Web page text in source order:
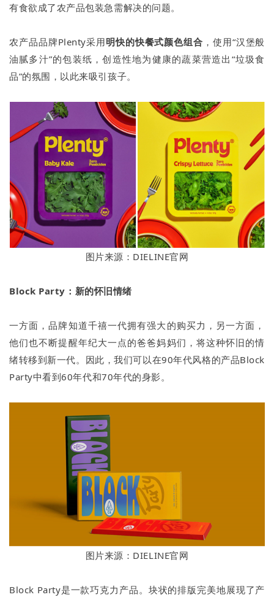
有食欲成了农产品包装急需解决的问题。
农产品品牌Plenty采用明快的快餐式颜色组合 ，使用“汉堡般
油腻多汁”的包装纸，创造性地为健康的蔬菜营造出“垃圾食
品”的氛围，以此来吸引孩子。
图片来源：DIELINE官网
Block Party：新的怀旧情绪
一方面，品牌知道千禧一代拥有强大的购买力，另一方面，
他们也不断提醒年纪大一点的爸爸妈妈们，将这种怀旧的情
绪转移到新一代。因此，我们可以在90年代风格的产品Block
Party中看到60年代和70年代的身影。
图片来源：DIELINE官网
Block Party是一款巧克力产品。块状的排版完美地展现了产